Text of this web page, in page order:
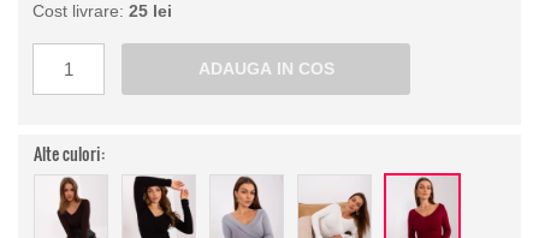
Cost livrare: 25 lei
Alte culori: